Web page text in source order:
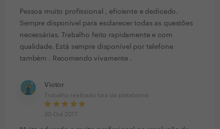
Pessoa muito profissional , eficiente e dedicado.
Sempre disponível para esclarecer todas as questões
necessárias. Trabalho feito rapidamente e com
qualidade. Está sempre disponível por telefone
também . Recomendo vivamente .
Victor
Trabalho realizado fora da plataforma
30 Out 2017